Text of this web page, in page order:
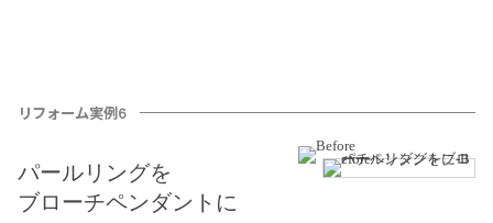
リフォーム実例6
パールリングを
ブローチペンダントに